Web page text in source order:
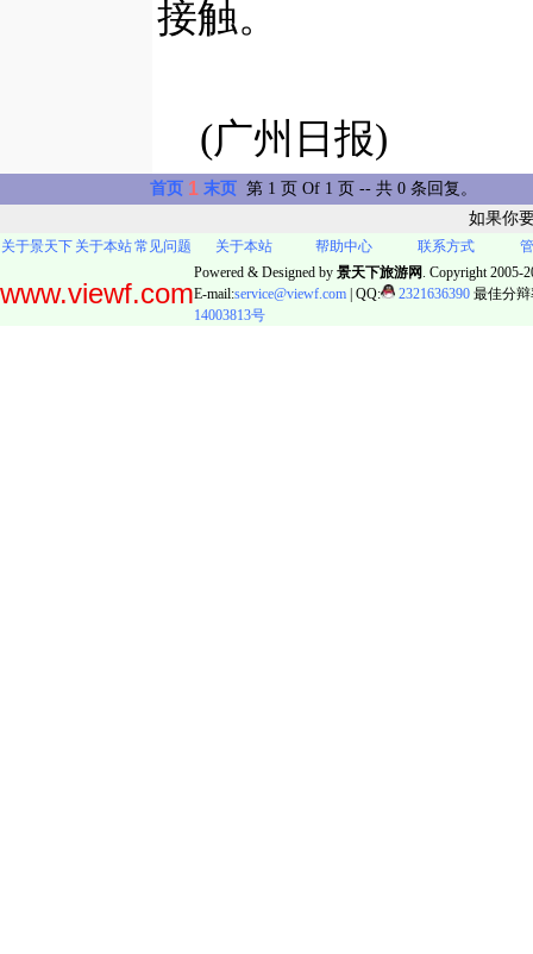
接触。
(广州日报)
首页 1 末页
第 1 页 Of 1 页 -- 共 0 条回复。
如果你
关于景天下 关于本站常见问题 关于本站 帮助中心 联系方式
www.viewf.com
Powered & Designed by 景天下旅游网 . Copyright 2005-
E-mail:service@viewf.com | QQ: 2321636390 最佳分
14003813号